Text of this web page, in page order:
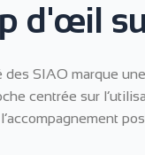
d'œil
SIAO marque
centrée sur